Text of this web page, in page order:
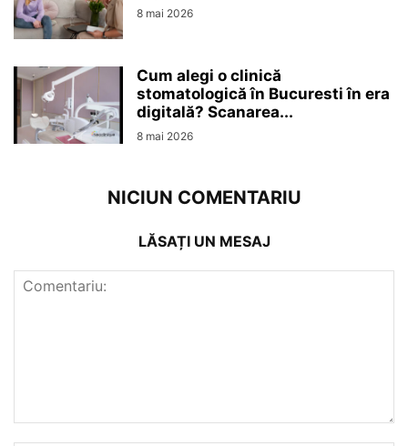
8 mai 2026
Cum alegi o clinică
stomatologică în Bucuresti în era
digitală? Scanarea...
8 mai 2026
NICIUN COMENTARIU
LĂSAȚI UN MESAJ